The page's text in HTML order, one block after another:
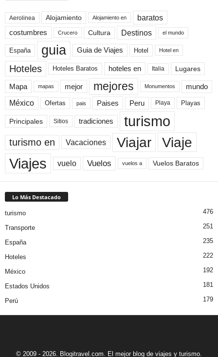
Aerolinea Alojamiento Alojamiento en baratos
costumbres Crucero Cultura Destinos el mundo
España guia Guia de Viajes Hotel Hotel en
Hoteles Hoteles Baratos hoteles en Italia Lugares
Mapa mapas mejor mejores Monumentos mundo
México Ofertas pais Paises Peru Playa Playas
Principales Sitios tradiciones turismo
turismo en Vacaciones Viajar Viaje
Viajes vuelo Vuelos vuelos a Vuelos Baratos
Lo Más Destacado
turismo 476
Transporte 251
España 235
Hoteles 222
México 192
Estados Unidos 181
Perú 179
© 2009 - 2026. Blogitravel.com. El mejor blog de viajes y turismo.